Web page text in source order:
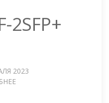
2SFP+
2023